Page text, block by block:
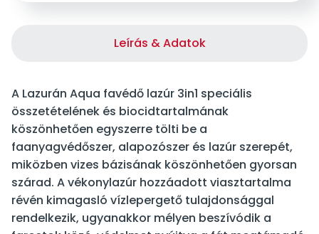
Leírás & Adatok
A Lazurán Aqua favédő lazúr 3in1 speciális
összetételének és biocidtartalmának
köszönhetően egyszerre tölti be a
faanyagvédőszer, alapozószer és lazúr szerepét,
miközben vizes bázisának köszönhetően gyorsan
szárad. A vékonylazúr hozzáadott viasztartalma
révén kimagasló vízlepergető tulajdonsággal
rendelkezik, ugyanakkor mélyen beszívódik a